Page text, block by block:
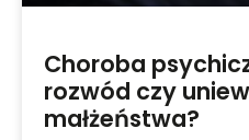
Choroba
rozwód czy
małżeństwa?